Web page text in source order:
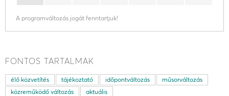
A programváltozás jogát fenntartjuk!
FONTOS TARTALMAK
élő közvetítés tájékoztató időpontváltozás
műsorváltozás
közreműködő változás
aktuális